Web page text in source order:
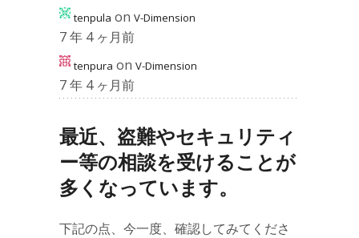
tenpula on V-Dimension
7 年 4 ヶ月前
tenpura on V-Dimension
7 年 4 ヶ月前
最近、盗難やセキュリティ
ー等の相談を受けることが
多くなっています。
下記の点、今一度、確認してみてくださ